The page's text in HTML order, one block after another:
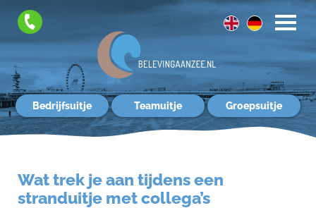
Bedrijfsuitje Teamuitje Groepsuitje
Wat trek je aan tijdens een
stranduitje met collega’s